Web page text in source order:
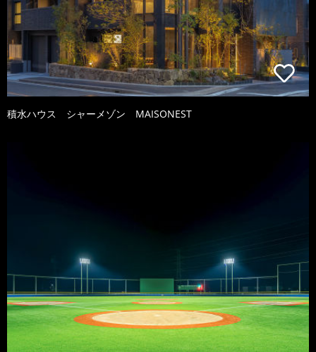
積水ハウス シャーメゾン MAISONEST